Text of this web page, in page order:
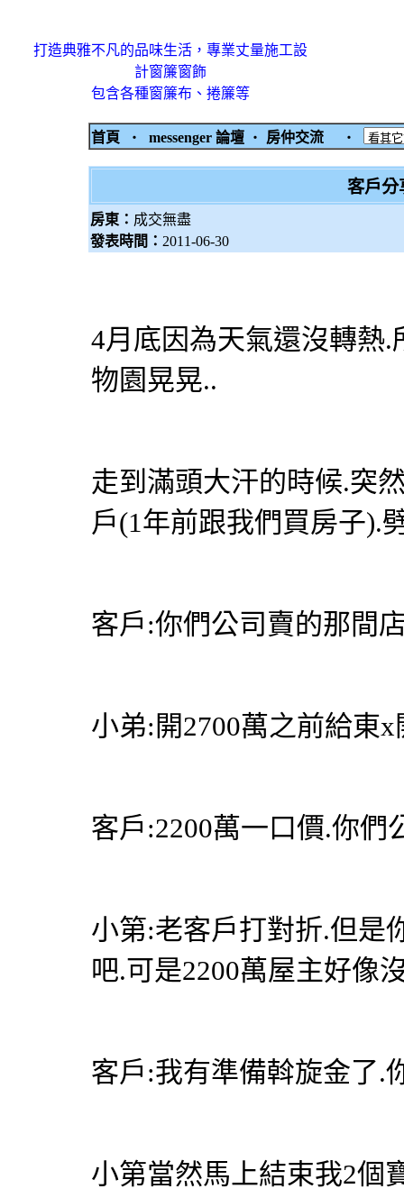
打造典雅不凡的品味生活，專業丈量施工設
計窗簾窗飾
包含各種窗簾布、捲簾等
首頁 ‧ messenger 論壇 ‧ 房仲交流 ‧
客戶分
房東： 成交無盡
發表時間： 2011-06-30
4月底因為天氣還沒轉熱
物園晃晃..
走到滿頭大汗的時候.突
戶(1年前跟我們買房子).
客戶:你們公司賣的那間
小弟:開2700萬之前給東
客戶:2200萬一口價.你們
小第:老客戶打對折.但是
吧.可是2200萬屋主好像
客戶:我有準備斡旋金了.
小第當然馬上結束我2個